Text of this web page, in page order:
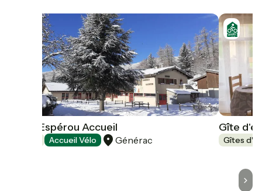
Hôtel Espérou Accueil
Accueil Vélo Générac
Gîte
Gîtes